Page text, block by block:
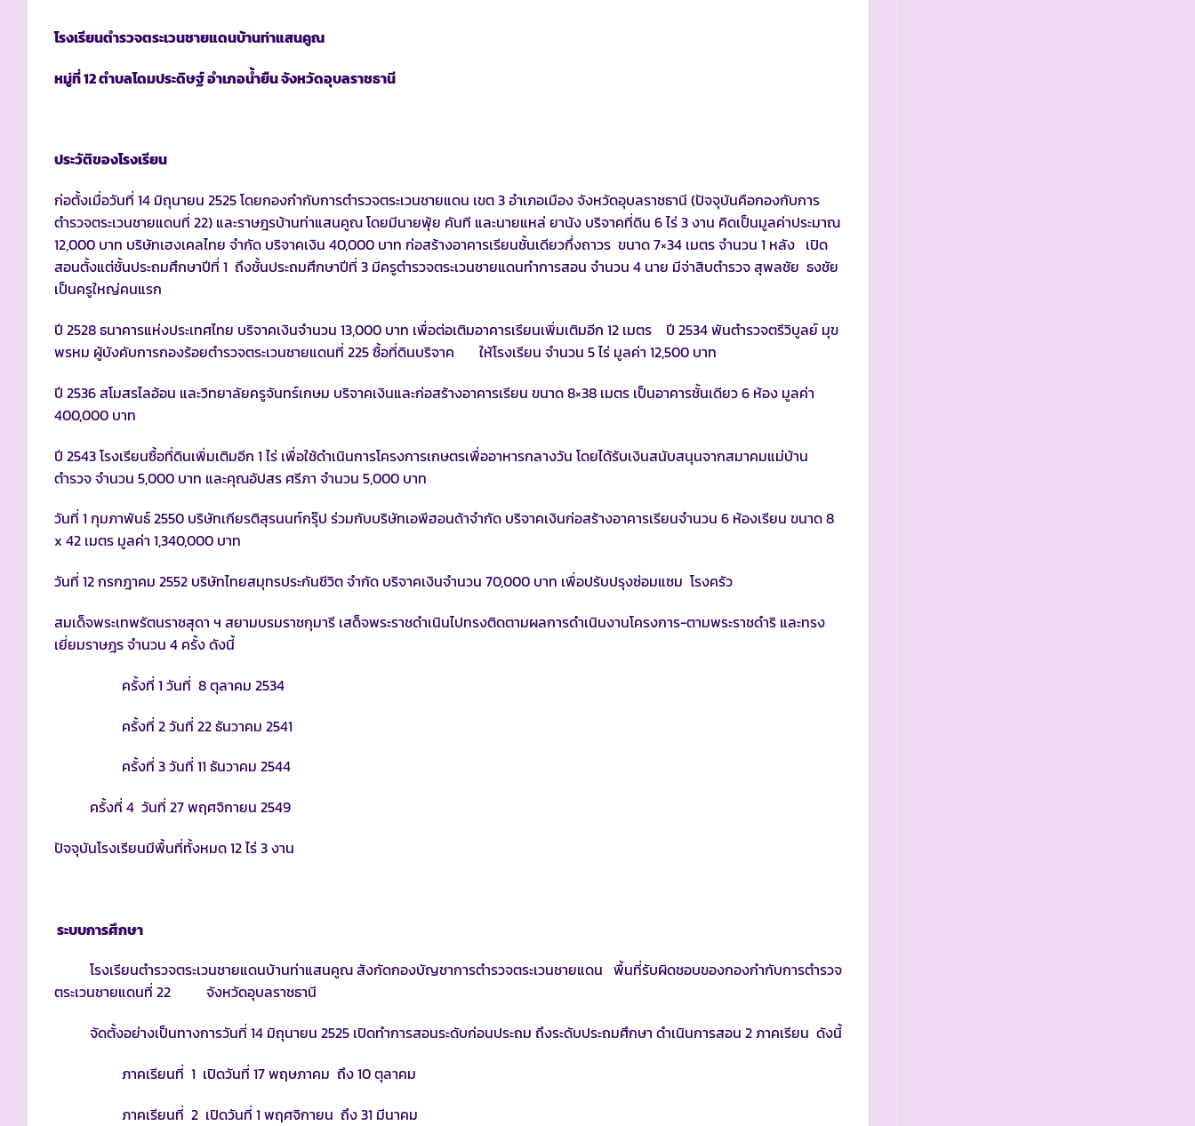
โรงเรียนตำรวจตระเวนชายแดนบ้านท่าแสนคูณ
หมู่ที่12 ตำบลโดมประดิษฐ์ อำเภอน้ำยืน จังหวัดอุบลราชธานี
ประวัติของโรงเรียน
ก่อตั้งเมื่อวันที่ 14 มิถุนายน 2525 โดยกองกำกับการตำรวจตระเวนชายแดน เขต 3 อำเภอเมือง จังหวัดอุบลราชธานี (ปัจจุบันคือกองกับการ
ตำรวจตระเวนชายแดนที่ 22) และราษฎรบ้านท่าแสนคูณ โดยมีนายพุ้ย คันที และนายแหล่ ยานัง บริจาคที่ดิน 6 ไร่ 3 งาน คิดเป็นมูลค่าประมาณ
12,000 บาท บริษัทเฮงเคลไทย จำกัด บริจาคเงิน 40,000 บาท ก่อสร้างอาคารเรียนชั้นเดียวกึ่งถาวร ขนาด 7×34 เมตร จำนวน 1 หลัง เปิด
สอนตั้งแต่ชั้นประถมศึกษาปีที่ 1 ถึงชั้นประถมศึกษาปีที่ 3 มีครูตำรวจตระเวนชายแดนทำการสอน จำนวน 4 นาย มีจ่าสิบตำรวจ สุพลชัย ธงชัย
เป็นครูใหญ่คนแรก
ปี 2528 ธนาคารแห่งประเทศไทย บริจาคเงินจำนวน 13,000 บาท เพื่อต่อเติมอาคารเรียนเพิ่มเติมอีก 12 เมตร ปี 2534 พันตำรวจตรีวิบูลย์ มุข
พรหม ผู้บังคับการกองร้อยตำรวจตระเวนชายแดนที่ 225 ซื้อที่ดินบริจาค ให้โรงเรียน จำนวน 5 ไร่ มูลค่า 12,500 บาท
ปี 2536 สโมสรไลอ้อน และวิทยาลัยครูจันทร์เกษม บริจาคเงินและก่อสร้างอาคารเรียน ขนาด 8×38 เมตร เป็นอาคารชั้นเดียว 6 ห้อง มูลค่า
400,000 บาท
ปี 2543 โรงเรียนซื้อที่ดินเพิ่มเติมอีก 1 ไร่ เพื่อใช้ดำเนินการโครงการเกษตรเพื่ออาหารกลางวัน โดยได้รับเงินสนับสนุนจากสมาคมแม่บ้าน
ตำรวจ จำนวน 5,000 บาท และคุณอัปสร ศรีภา จำนวน 5,000 บาท
วันที่ 1 กุมภาพันธ์ 2550 บริษัทเกียรติสุรนนท์กรุ๊ป ร่วมกับบริษัทเอพีฮอนด้าจำกัด บริจาคเงินก่อสร้างอาคารเรียนจำนวน 6 ห้องเรียน ขนาด 8
x 42 เมตร มูลค่า 1,340,000 บาท
วันที่ 12 กรกฎาคม 2552 บริษัทไทยสมุทรประกันชีวิต จำกัด บริจาคเงินจำนวน 70,000 บาท เพื่อปรับปรุงซ่อมแซม โรงครัว
สมเด็จพระเทพรัตนราชสุดา ฯ สยามบรมราชกุมารี เสด็จพระราชดำเนินไปทรงติดตามผลการดำเนินงานโครงการ-ตามพระราชดำริ และทรง
เยี่ยมราษฎร จำนวน 4 ครั้ง ดังนี้
ครั้งที่ 1 วันที่ 8 ตุลาคม 2534
ครั้งที่ 2 วันที่ 22 ธันวาคม 2541
ครั้งที่ 3 วันที่ 11 ธันวาคม 2544
ครั้งที่ 4 วันที่ 27 พฤศจิกายน 2549
ปัจจุบันโรงเรียนมีพื้นที่ทั้งหมด 12 ไร่ 3 งาน
ระบบการศึกษา
โรงเรียนตำรวจตระเวนชายแดนบ้านท่าแสนคูณ สังกัดกองบัญชาการตำรวจตระเวนชายแดน พื้นที่รับผิดชอบของกองกำกับการตำรวจ
ตระเวนชายแดนที่ 22 จังหวัดอุบลราชธานี
จัดตั้งอย่างเป็นทางการวันที่ 14 มิถุนายน 2525 เปิดทำการสอนระดับก่อนประถม ถึงระดับประถมศึกษา ดำเนินการสอน 2 ภาคเรียน ดังนี้
ภาคเรียนที่ 1 เปิดวันที่ 17 พฤษภาคม ถึง 10 ตุลาคม
ภาคเรียนที่ 2 เปิดวันที่ 1 พฤศจิกายน ถึง 31 มีนาคม